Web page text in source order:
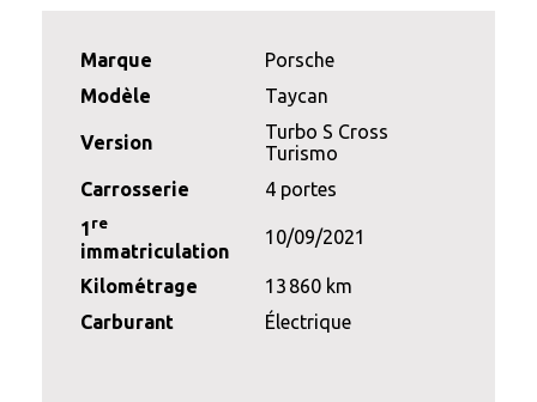
Marque
Porsche
Modèle
Taycan
Version
Turbo S Cross
Turismo
Carrosserie
4 portes
1 re
immatriculation
10/09/2021
Kilométrage
13 860 km
Carburant
Électrique